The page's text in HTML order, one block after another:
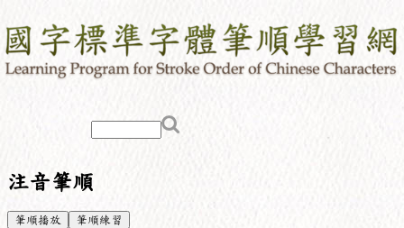
注音筆順
筆順播放 筆順練習